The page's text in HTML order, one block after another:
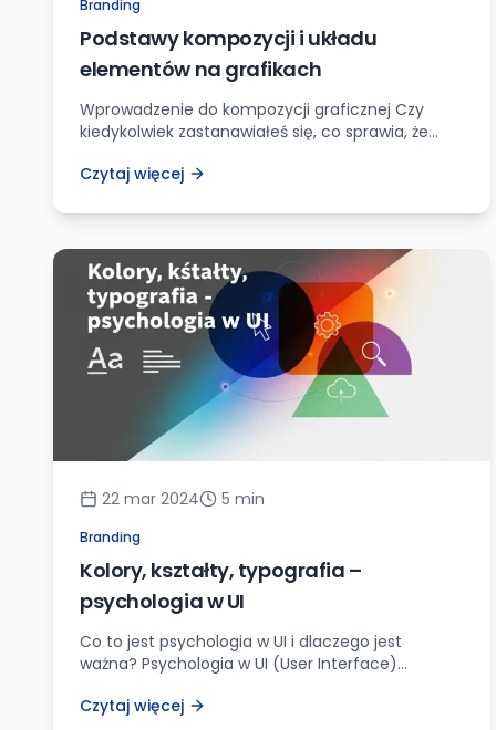
Branding
Podstawy kompozycji i układu
elementów na grafikach
Wprowadzenie do kompozycji graficznej Czy
kiedykolwiek zastanawiałeś się, co sprawia, że
wydają się nijakie i niezorganizowane? Odpowiedź
magii, która przekształca zwykłe elementy w
Pozwól, że zanurzę się w ten fascynujący temat i
podzielę się z Tobą […]
Czytaj więcej
22 mar 2024 5 min
Branding
Kolory, kształty, typografia –
psychologia w UI
Co to jest psychologia w UI i dlaczego jest
ważna? Psychologia w UI (User Interface)
i angażujących doświadczeń dla użytkowników.
Czytaj więcej